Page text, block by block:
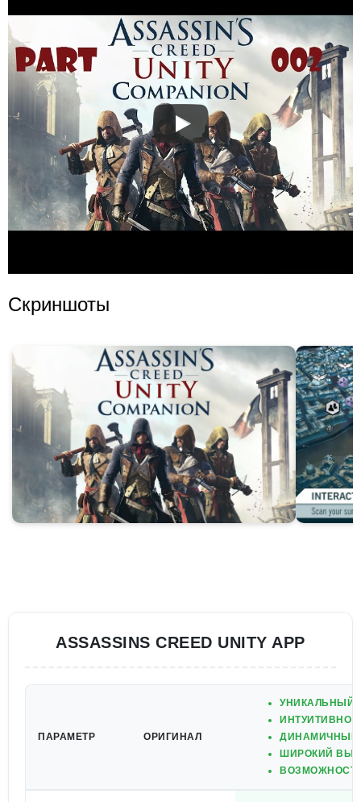
Скриншоты
ASSASSINS CREED UNITY APP
ПАРАМЕТР ОРИГИНАЛ
УНИКАЛЬНЫЙ
ИНТУИТИВНО
ДИНАМИЧНЫЕ
ШИРОКИЙ